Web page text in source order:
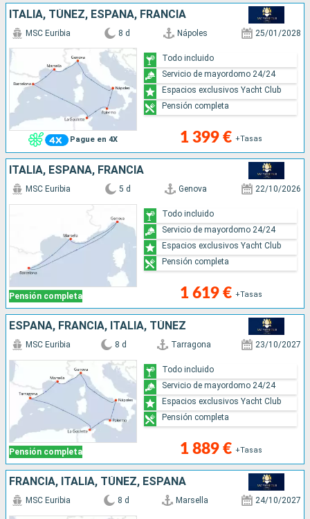
ITALIA, TÚNEZ, ESPAÑA, FRANCIA
Pague en 4X
MSC Euribia 8 d Nápoles 25/01/2028
1 399 € +Tasas
Todo incluido
Servicio de mayordomo 24/24
Espacios exclusivos Yacht Club
Pensión completa
ITALIA, ESPAÑA, FRANCIA
Pensión completa
MSC Euribia 5 d Genova 22/10/2026
1 619 € +Tasas
Todo incluido
Servicio de mayordomo 24/24
Espacios exclusivos Yacht Club
Pensión completa
ESPAÑA, FRANCIA, ITALIA, TÚNEZ
Pensión completa
MSC Euribia 8 d Tarragona 23/10/2027
1 889 € +Tasas
Todo incluido
Servicio de mayordomo 24/24
Espacios exclusivos Yacht Club
Pensión completa
FRANCIA, ITALIA, TÚNEZ, ESPAÑA
MSC Euribia 8 d Marsella 24/10/2027